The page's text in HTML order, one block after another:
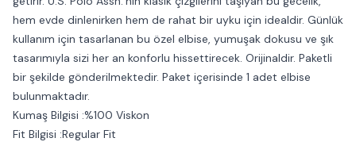
hem evde dinlenirken hem de rahat bir uyku için idealdir. Günlük
kullanım için tasarlanan bu özel elbise, yumuşak dokusu ve şık
tasarımıyla sizi her an konforlu hissettirecek. Orijinaldir. Paketli
bir şekilde gönderilmektedir. Paket içerisinde 1 adet elbise
bulunmaktadır.
Kumaş Bilgisi :%100 Viskon
Fit Bilgisi :Regular Fit